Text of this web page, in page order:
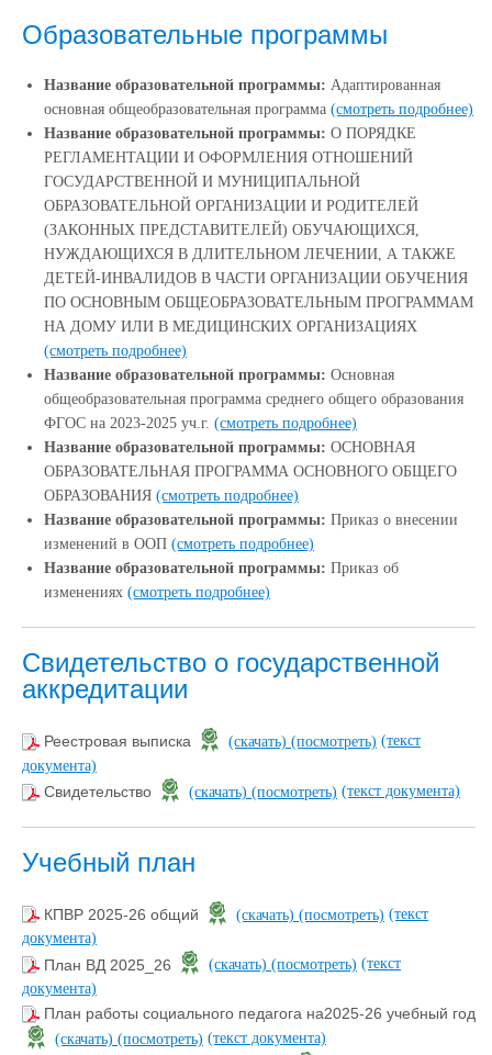
Образовательные программы
Название образовательной программы: Адаптированная
основная общеобразовательная программа (смотреть подробнее)
Название образовательной программы: О ПОРЯДКЕ
РЕГЛАМЕНТАЦИИ И ОФОРМЛЕНИЯ ОТНОШЕНИЙ
ГОСУДАРСТВЕННОЙ И МУНИЦИПАЛЬНОЙ
ОБРАЗОВАТЕЛЬНОЙ ОРГАНИЗАЦИИ И РОДИТЕЛЕЙ
(ЗАКОННЫХ ПРЕДСТАВИТЕЛЕЙ) ОБУЧАЮЩИХСЯ,
НУЖДАЮЩИХСЯ В ДЛИТЕЛЬНОМ ЛЕЧЕНИИ, А ТАКЖЕ
ДЕТЕЙ-ИНВАЛИДОВ В ЧАСТИ ОРГАНИЗАЦИИ ОБУЧЕНИЯ
ПО ОСНОВНЫМ ОБЩЕОБРАЗОВАТЕЛЬНЫМ ПРОГРАММАМ
НА ДОМУ ИЛИ В МЕДИЦИНСКИХ ОРГАНИЗАЦИЯХ
(смотреть подробнее)
Название образовательной программы: Основная
общеобразовательная программа среднего общего образования
ФГОС на 2023-2025 уч.г. (смотреть подробнее)
Название образовательной программы: ОСНОВНАЯ
ОБРАЗОВАТЕЛЬНАЯ ПРОГРАММА ОСНОВНОГО ОБЩЕГО
ОБРАЗОВАНИЯ (смотреть подробнее)
Название образовательной программы: Приказ о внесении
изменений в ООП (смотреть подробнее)
Название образовательной программы: Приказ об
изменениях (смотреть подробнее)
Свидетельство о государственной
аккредитации
Реестровая выписка (скачать) (посмотреть) (текст
документа)
Свидетельство (скачать) (посмотреть) (текст документа)
Учебный план
КПВР 2025-26 общий (скачать) (посмотреть) (текст
документа)
План ВД 2025_26 (скачать) (посмотреть) (текст
документа)
План работы социального педагога на2025-26 учебный год
(скачать) (посмотреть) (текст документа)